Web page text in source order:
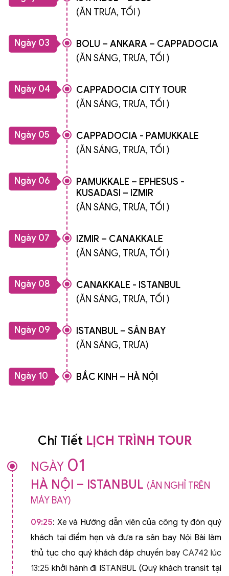
(ĂN TRƯA, TỐI )
Ngày 03
BOLU – ANKARA – CAPPADOCIA
(ĂN SÁNG, TRƯA, TỐI )
Ngày 04
CAPPADOCIA CITY TOUR
(ĂN SÁNG, TRƯA, TỐI )
Ngày 05
CAPPADOCIA - PAMUKKALE
(ĂN SÁNG, TRƯA, TỐI )
Ngày 06
PAMUKKALE – EPHESUS -
KUSADASI – IZMIR
(ĂN SÁNG, TRƯA, TỐI )
Ngày 07
IZMIR – CANAKKALE
(ĂN SÁNG, TRƯA, TỐI )
Ngày 08
CANAKKALE - ISTANBUL
(ĂN SÁNG, TRƯA, TỐI )
Ngày 09
ISTANBUL – SÂN BAY
(ĂN SÁNG, TRƯA)
Ngày 10 BẮC KINH – HÀ NỘI
Chi Tiết LỊCH TRÌNH TOUR
NGÀY 01
HÀ NỘI – ISTANBUL (ĂN NGHỈ TRÊN
MÁY BAY)
09:25: Xe và Hướng dẫn viên của công ty đón quý
khách tại điểm hẹn và đưa ra sân bay Nội Bài làm
thủ tục cho quý khách đáp chuyến bayCA742 lúc
13:25 khởi hành đi ISTANBUL (Quý khách transit tại